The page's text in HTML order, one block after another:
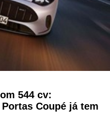
544 cv:
Coupé já tem